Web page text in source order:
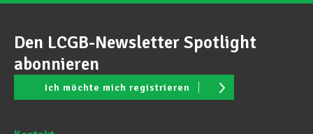
Den LCGB-Newsletter Spotlight
abonnieren
Ich möchte mich registrieren